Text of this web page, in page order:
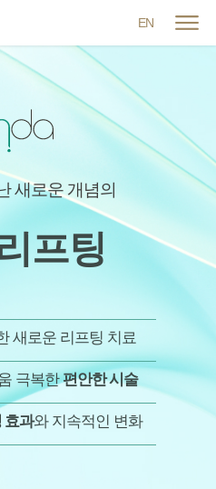
EN
새로운 개념의
프팅
새로운 리프팅 치료
극복한편안한 시술
효과와 지속적인 변화